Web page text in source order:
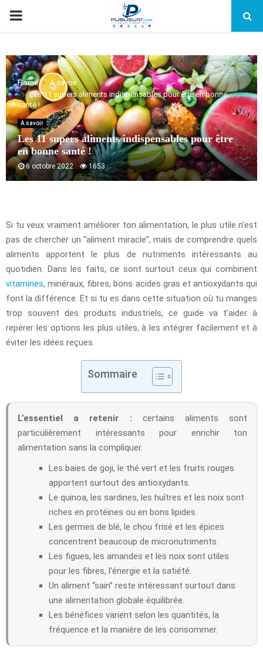
PRIMARY
Home
A savoir
Les 11 supers aliments indispensables pour être en bonne
santé !
A savoir
Les 11 supers aliments indispensables pour être
en bonne santé !
6 octobre 2022 1653
Si tu veux vraiment améliorer ton alimentation, le plus utile n’est
pas de chercher un “aliment miracle”, mais de comprendre quels
aliments apportent le plus de nutriments intéressants au
quotidien. Dans les faits, ce sont surtout ceux qui combinent
vitamines, minéraux, fibres, bons acides gras et antioxydants qui
font la différence. Et si tu es dans cette situation où tu manges
trop souvent des produits industriels, ce guide va t’aider à
repérer les options les plus utiles, à les intégrer facilement et à
éviter les idées reçues.
Sommaire
L’essentiel a retenir : certains aliments sont
particulièrement intéressants pour enrichir ton
alimentation sans la compliquer.
Les baies de goji, le thé vert et les fruits rouges
apportent surtout des antioxydants.
Le quinoa, les sardines, les huîtres et les noix sont
riches en protéines ou en bons lipides.
Les germes de blé, le chou frisé et les épices
concentrent beaucoup de micronutriments.
Les figues, les amandes et les noix sont utiles
pour les fibres, l’énergie et la satiété.
Un aliment “sain” reste intéressant surtout dans
une alimentation globale équilibrée.
Les bénéfices varient selon les quantités, la
fréquence et la manière de les consommer.